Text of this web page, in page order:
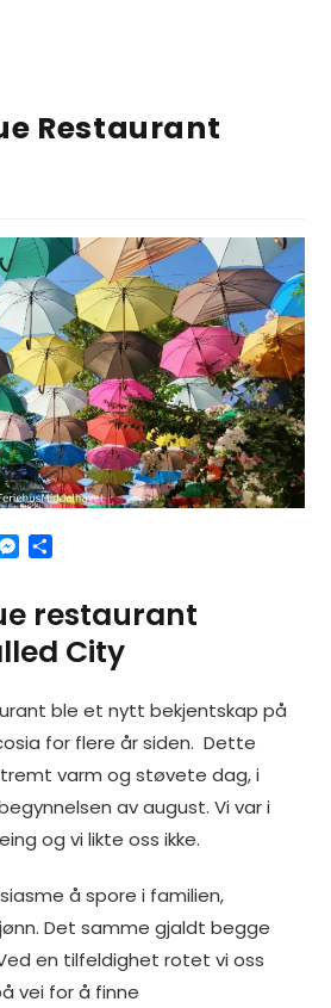
Restaurant
M
s
e
n
e
r
r
e
restaurant
City
ble et nytt bekjentskap på
for flere år siden. Dette
varm og støvete dag, i
av august. Vi var i
og vi likte oss ikke.
å spore i familien,
Det samme gjaldt begge
en tilfeldighet rotet vi oss
vei for å finne